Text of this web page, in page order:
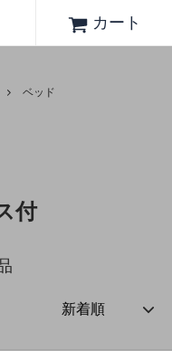
カート
ベッド
付